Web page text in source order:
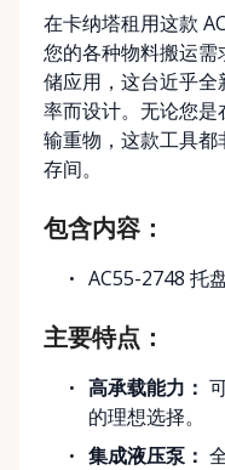
在卡纳塔租用这款
您的各种物料搬运
储应用，这台近乎
率而设计。无论您
输重物，这款工具
存间。
包含内容：
AC55-2748 托
主要特点：
高承载能力：
的理想选择。
集成液压泵：